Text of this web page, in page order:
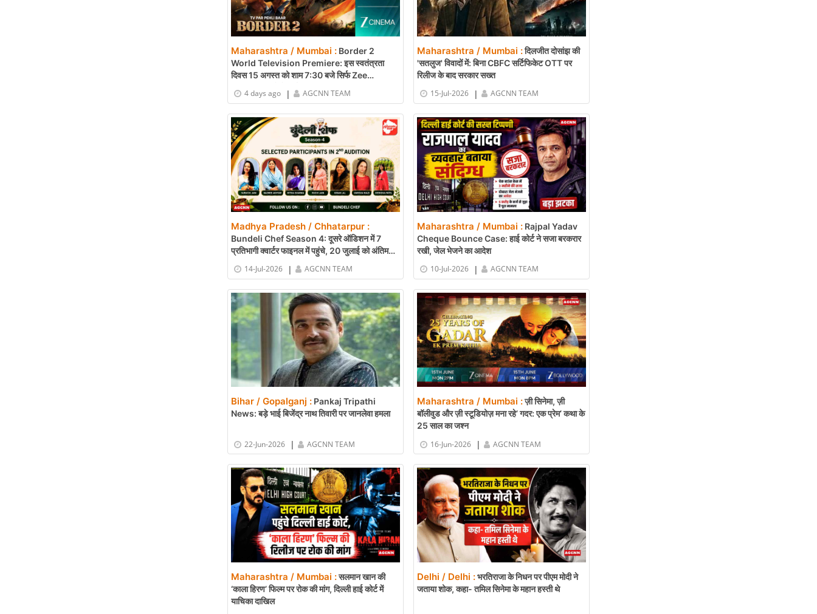
Maharashtra / Mumbai : Border 2
World Television Premiere: इस स्वतंत्रता
दिवस 15 अगस्त को शाम 7:30 बजे सिर्फ Zee
4 days ago | AGCNN TEAM
Maharashtra / Mumbai :दिलजीत दोसांझ की
'सतलुज' विवादों में: बिना CBFC सर्टिफिकेट OTT पर
रिलीज के बाद सरकार सख्त
15-Jul-2026
| AGCNN TEAM
Madhya Pradesh / Chhatarpur :
Bundeli Chef Season 4: दूसरे ऑडिशन में 7
प्रतिभागी क्वार्टर फाइनल में पहुंचे, 20 जुलाई को अंतिम
14-Jul-2026 | AGCNN TEAM
Maharashtra / Mumbai : Rajpal Yadav
Cheque Bounce Case: हाई कोर्ट ने सजा बरकरार
रखी, जेल भेजने का आदेश
10-Jul-2026
| AGCNN TEAM
Bihar / Gopalganj : Pankaj Tripathi
News: बड़े भाई बिजेंद्र नाथ तिवारी पर जानलेवा हमला
22-Jun-2026 | AGCNN TEAM
Maharashtra / Mumbai :ज़ी सिनेमा, ज़ी
बॉलीवुड और ज़ी स्टूडियोज़ मना रहे’ गदर: एक प्रेम’ कथा के
25 साल का जश्न
16-Jun-2026
| AGCNN TEAM
Maharashtra / Mumbai :सलमान खान की
‘काला हिरण’ फिल्म पर रोक की मांग, दिल्ली हाई कोर्ट में
याचिका दाखिल
Delhi / Delhi :भरतिराजा के निधन पर पीएम मोदी ने
जताया शोक, कहा- तमिल सिनेमा के महान हस्ती थे